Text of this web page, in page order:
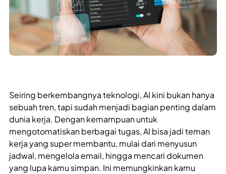
Seiring berkembangnya teknologi, AI kini bukan hanya
sebuah tren, tapi sudah menjadi bagian penting dalam
dunia kerja. Dengan kemampuan untuk
mengotomatiskan berbagai tugas, AI bisa jadi teman
kerja yang super membantu, mulai dari menyusun
jadwal, mengelola email, hingga mencari dokumen
yang lupa kamu simpan. Ini memungkinkan kamu